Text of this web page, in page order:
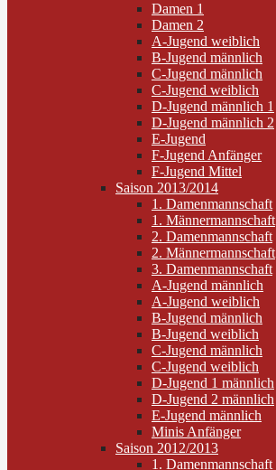
Damen 1
Damen 2
A-Jugend weiblich
B-Jugend männlich
C-Jugend männlich
C-Jugend weiblich
D-Jugend männlich 1
D-Jugend männlich 2
E-Jugend
F-Jugend Anfänger
F-Jugend Mittel
Saison 2013/2014
1. Damenmannschaft
1. Männermannschaft
2. Damenmannschaft
2. Männermannschaft
3. Damenmannschaft
A-Jugend männlich
A-Jugend weiblich
B-Jugend männlich
B-Jugend weiblich
C-Jugend männlich
C-Jugend weiblich
D-Jugend 1 männlich
D-Jugend 2 männlich
E-Jugend männlich
Minis Anfänger
Saison 2012/2013
1. Damenmannschaft